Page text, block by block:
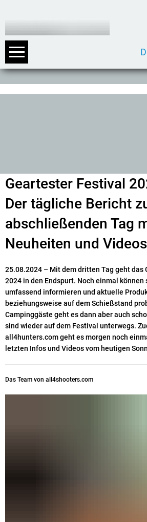
Geartester Festival
Der tägliche Bericht
abschließenden Tag
Neuheiten und Videos
25.08.2024 – Mit dem dritten Tag geht das
2024 in den Endspurt. Noch einmal können
umfassend informieren und aktuelle
beziehungsweise auf dem Schießstand
Campinggäste geht es dann aber auch
sind wieder auf dem Festival unterwegs.
all4hunters.com geht es morgen noch
letzten Infos und Videos vom heutigen
Das Team von all4shooters.com